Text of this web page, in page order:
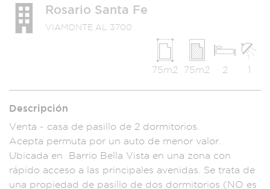
Rosario Santa Fe
VIAMONTE AL 3700
1
2
75m2
75m2
Descripción
Venta - casa de pasi llo de 2 dormitorios
Acepta permuta por un auto de menor valor.
Ubicada en Barrio Bel la Vista en una zona con
rápido acceso a las principales avenidas. Se trata de
una propiedad de pasillo de dos dormitorios (NO es